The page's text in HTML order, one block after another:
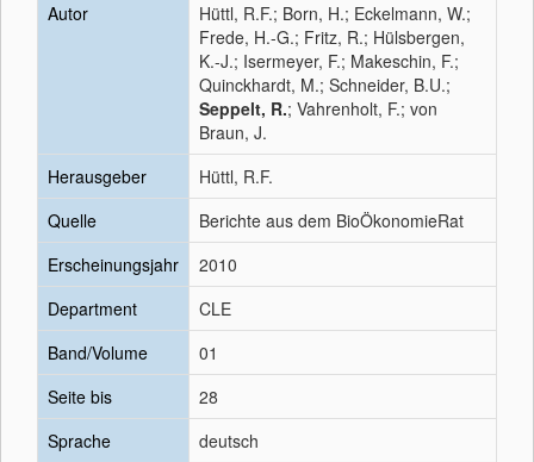
Autor
Hüttl, R.F.; Born, H.; Eckelmann, W.;
Frede, H.-G.; Fritz, R.; Hülsbergen,
K.-J.; Isermeyer, F.; Makeschin, F.;
Quinckhardt, M.; Schneider, B.U.;
Seppelt, R.; Vahrenholt, F.; von
Braun, J.
Herausgeber
Hüttl, R.F.
Quelle
Berichte aus dem BioÖkonomieRat
Erscheinungsjahr
2010
Department
CLE
Band/Volume
01
Seite bis
28
Sprache
deutsch